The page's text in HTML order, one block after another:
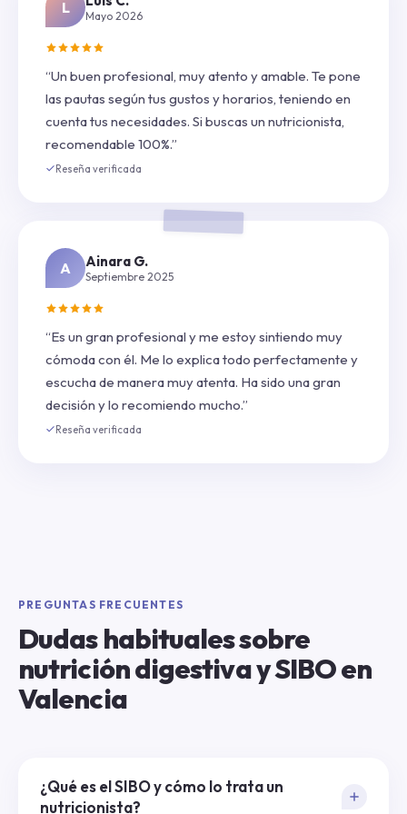
L Mayo 2026
“Un buen profesional, muy atento y amable. Te pone
las pautas según tus gustos y horarios, teniendo en
cuenta tus necesidades. Si buscas un nutricionista,
recomendable 100%.”
Reseña verificada
A Ainara G.
Septiembre 2025
“Es un gran profesional y me estoy sintiendo muy
cómoda con él. Me lo explica todo perfectamente y
escucha de manera muy atenta. Ha sido una gran
decisión y lo recomiendo mucho.”
Reseña verificada
PREGUNTAS FRECUENTES
Dudas habituales sobre
nutrición digestiva y SIBO en
Valencia
¿Qué es el SIBO y cómo lo trata un
nutricionista?